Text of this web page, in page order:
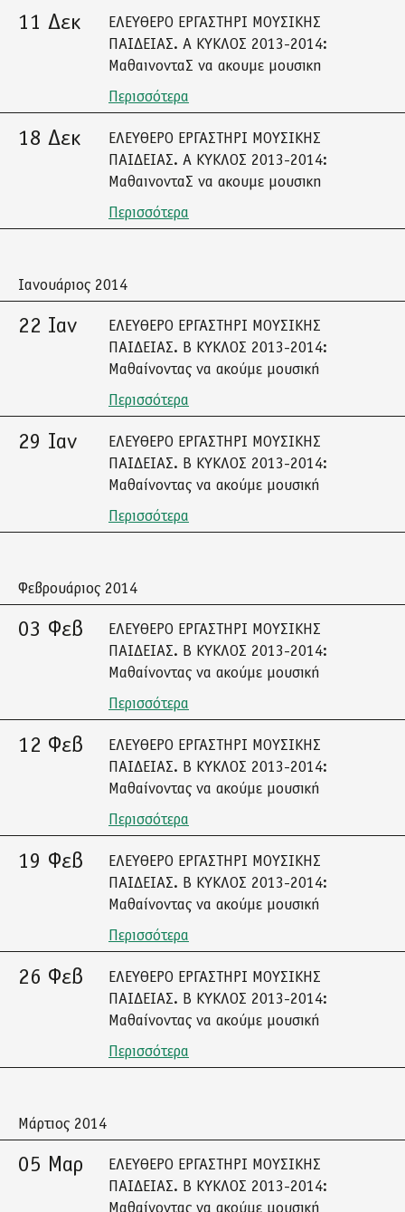
11 Δεκ
ΕΛΕΥΘΕΡΟ ΕΡΓΑΣΤΗΡΙ ΜΟΥΣΙΚΗΣ
ΠΑΙΔΕΙΑΣ. Α ΚΥΚΛΟΣ 2013-2014:
ΜαθαινονταΣ να ακουμε μουσικη
Περισσότερα
18 Δεκ
ΕΛΕΥΘΕΡΟ ΕΡΓΑΣΤΗΡΙ ΜΟΥΣΙΚΗΣ
ΠΑΙΔΕΙΑΣ. Α ΚΥΚΛΟΣ 2013-2014:
ΜαθαινονταΣ να ακουμε μουσικη
Περισσότερα
Ιανουάριος 2014
22 Ιαν
ΕΛΕΥΘΕΡΟ ΕΡΓΑΣΤΗΡΙ ΜΟΥΣΙΚΗΣ
ΠΑΙΔΕΙΑΣ. Β ΚΥΚΛΟΣ 2013-2014:
Μαθαίνοντας να ακούμε μουσική
Περισσότερα
29 Ιαν
ΕΛΕΥΘΕΡΟ ΕΡΓΑΣΤΗΡΙ ΜΟΥΣΙΚΗΣ
ΠΑΙΔΕΙΑΣ. Β ΚΥΚΛΟΣ 2013-2014:
Μαθαίνοντας να ακούμε μουσική
Περισσότερα
Φεβρουάριος 2014
03 Φεβ
ΕΛΕΥΘΕΡΟ ΕΡΓΑΣΤΗΡΙ ΜΟΥΣΙΚΗΣ
ΠΑΙΔΕΙΑΣ. Β ΚΥΚΛΟΣ 2013-2014:
Μαθαίνοντας να ακούμε μουσική
Περισσότερα
12 Φεβ
ΕΛΕΥΘΕΡΟ ΕΡΓΑΣΤΗΡΙ ΜΟΥΣΙΚΗΣ
ΠΑΙΔΕΙΑΣ. Β ΚΥΚΛΟΣ 2013-2014:
Μαθαίνοντας να ακούμε μουσική
Περισσότερα
19 Φεβ
ΕΛΕΥΘΕΡΟ ΕΡΓΑΣΤΗΡΙ ΜΟΥΣΙΚΗΣ
ΠΑΙΔΕΙΑΣ. Β ΚΥΚΛΟΣ 2013-2014:
Μαθαίνοντας να ακούμε μουσική
Περισσότερα
26 Φεβ
ΕΛΕΥΘΕΡΟ ΕΡΓΑΣΤΗΡΙ ΜΟΥΣΙΚΗΣ
ΠΑΙΔΕΙΑΣ. Β ΚΥΚΛΟΣ 2013-2014:
Μαθαίνοντας να ακούμε μουσική
Περισσότερα
Μάρτιος 2014
05 Μαρ
ΕΛΕΥΘΕΡΟ ΕΡΓΑΣΤΗΡΙ ΜΟΥΣΙΚΗΣ
ΠΑΙΔΕΙΑΣ. Β ΚΥΚΛΟΣ 2013-2014: